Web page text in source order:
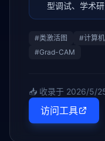
型调试、学术
#类激活图 #计算
#Grad-CAM
📥 收录于 2026/5/
访问工具